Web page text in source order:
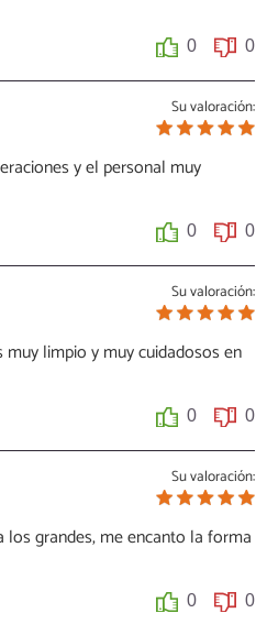
0 0
Su valoración:
y el personal muy
0 0
Su valoración:
limpio y muy cuidadosos en
0 0
Su valoración:
los grandes, me encanto la forma
0 0